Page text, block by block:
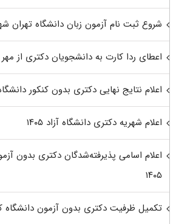
شروع ثبت نام آزمون زبان دانشگاه تهران
اعطای ردا کارت به دانشجویان دکتری از مهر ۱۴۰۵
اعلام نتایج نهایی دکتری بدون کنکور دانشگاه
اعلام شهریه دکتری دانشگاه آزاد ۱۴۰۵
اعلام اسامی پذیرفته‌شدگان دکتری بدون
۱۴۰۵
تکمیل ظرفیت دکتری بدون آزمون دانشگاه